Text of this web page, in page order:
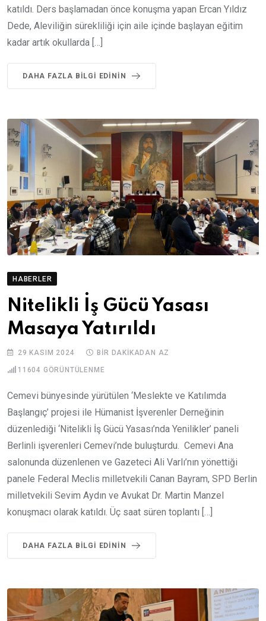
katıldı. Ders başlamadan önce konuşma yapan Ercan Yıldız
Dede, Aleviliğin sürekliliği için aile içinde başlayan eğitim
kadar artık okullarda […]
DAHA FAZLA BILGI EDININ
HABERLER
Nitelikli İş Gücü Yasası
Masaya Yatırıldı
29 KASIM 2024 BIR DAKIKADAN AZ
11604 GÖRÜNTÜLENME
Cemevi bünyesinde yürütülen ‘Meslekte ve Katılımda
Başlangıç’ projesi ile Hümanist İşverenler Derneğinin
düzenlediği ‘Nitelikli İş Gücü Yasası’nda Yenilikler’ paneli
Berlinli işverenleri Cemevi’nde buluşturdu. Cemevi Ana
salonunda düzenlenen ve Gazeteci Ali Varlı’nın yönettiği
panele Federal Meclis milletvekili Canan Bayram, SPD Berlin
milletvekili Sevim Aydın ve Avukat Dr. Martin Manzel
konuşmacı olarak katıldı. Üç saat süren toplantı […]
DAHA FAZLA BILGI EDININ